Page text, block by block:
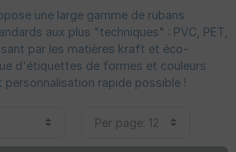
une large gamme de rubans
aux plus "techniques" : PVC, PET,
par les matières kraft et éco-
d'étiquettes de formes et couleurs
personnalisation rapide possible !